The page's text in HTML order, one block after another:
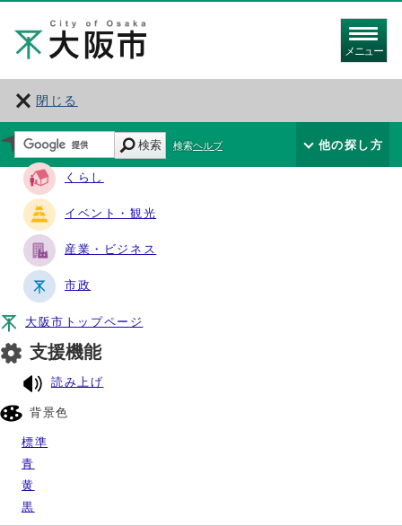
メニュー
閉じる
サイト・ナビ
くらし
イベント・観光
産業・ビジネス
市政
大阪市トップページ
支援機能
読み上げ
背景色
標準
青
黄
黒
検索 検索ヘルプ 他の探し方